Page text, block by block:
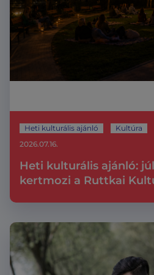
Heti kulturális ajánló Kultúra
Heti kulturális ajánló:
kertmozi a Ruttkai
2026.07.16.